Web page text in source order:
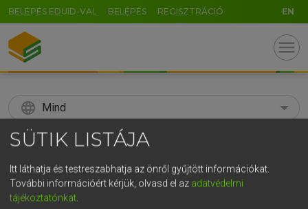
BELÉPÉS EDUID-VAL BELÉPÉS REGISZTRÁCIÓ EN
menu
language Mind
search
KERESÉS
SÜTIK LISTÁJA
Itt láthatja és testreszabhatja az önről gyűjtött információkat.
További információért kérjük, olvasd el az adatvédelmi
tájékoztatónkat
GR
5 6 7 8 9 ö ü ó